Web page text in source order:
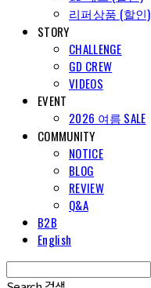
리퍼상품 (할인)
STORY
CHALLENGE
GD CREW
VIDEOS
EVENT
2026 여름 SALE
COMMUNITY
NOTICE
BLOG
REVIEW
Q&A
B2B
English